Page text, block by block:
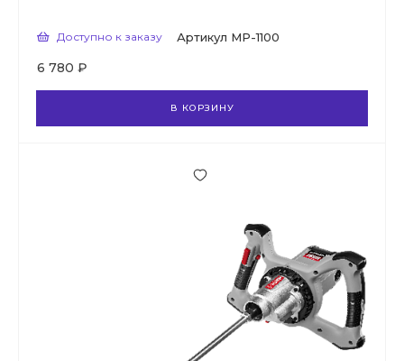
Доступно к заказу Артикул МР-1100
6 780 ₽
В КОРЗИНУ